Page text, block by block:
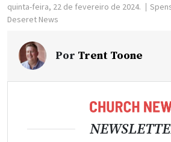
quinta-feira, 22 de fevereiro de 2024.
Deseret News
Por Trent Toone